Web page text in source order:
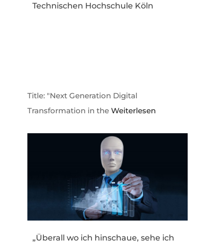
Technischen Hochschule Köln
Title: "Next Generation Digital
Transformation in the Weiterlesen
„Überall wo ich hinschaue, sehe ich